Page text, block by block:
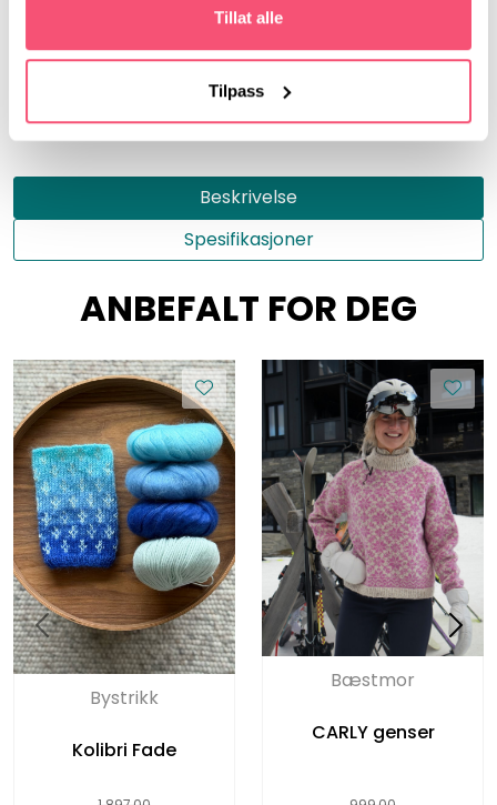
Tillat alle
Tilpass
M
Beskrivelse
Spesifikasjoner
ANBEFALT FOR DEG
Bystrikk
Kolibri Fade
Bæstmor
CARLY genser